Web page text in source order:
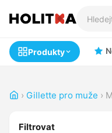
Produkty
› Gillette pro muže ›
Filtrovat